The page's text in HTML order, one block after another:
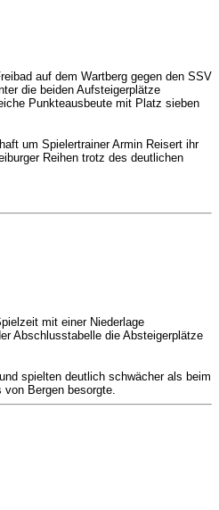
auf dem Wartberg gegen den SSV
die beiden Aufsteigerplätze
Punkteausbeute mit Platz sieben
um Spielertrainer Armin Reisert ihr
Reihen trotz des deutlichen
mit einer Niederlage
Abschlusstabelle die Absteigerplätze
spielten deutlich schwächer als beim
Bergen besorgte.